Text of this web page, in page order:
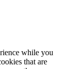
while you
that are